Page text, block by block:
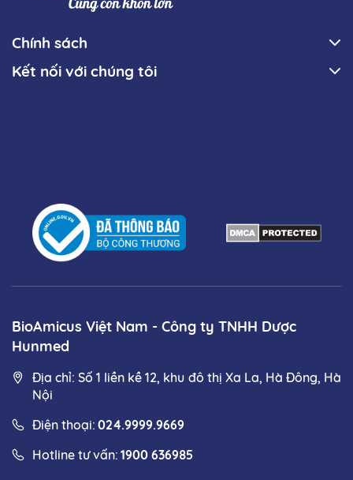
BioAmicus Việt Nam - Công ty TNHH Dược
Hunmed
Địa chỉ: Số 1 liền kề 12, khu đô thị Xa La, Hà Đông, Hà
Nội
Điện thoại: 024.9999.9669
Hotline tư vấn: 1900 636985
Chính sách
Kết nối với chúng tôi